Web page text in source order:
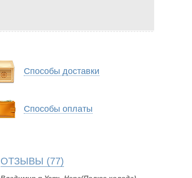
Способы доставки
Способы оплаты
ОТЗЫВЫ (77)